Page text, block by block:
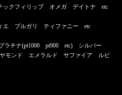
クフィリップ オメガ デイトナ etc
エ ブルガリ ティファニー etc
チナ(pt1000 pt900 etc) シルバー
モンド エメラルド サファイア ルビ